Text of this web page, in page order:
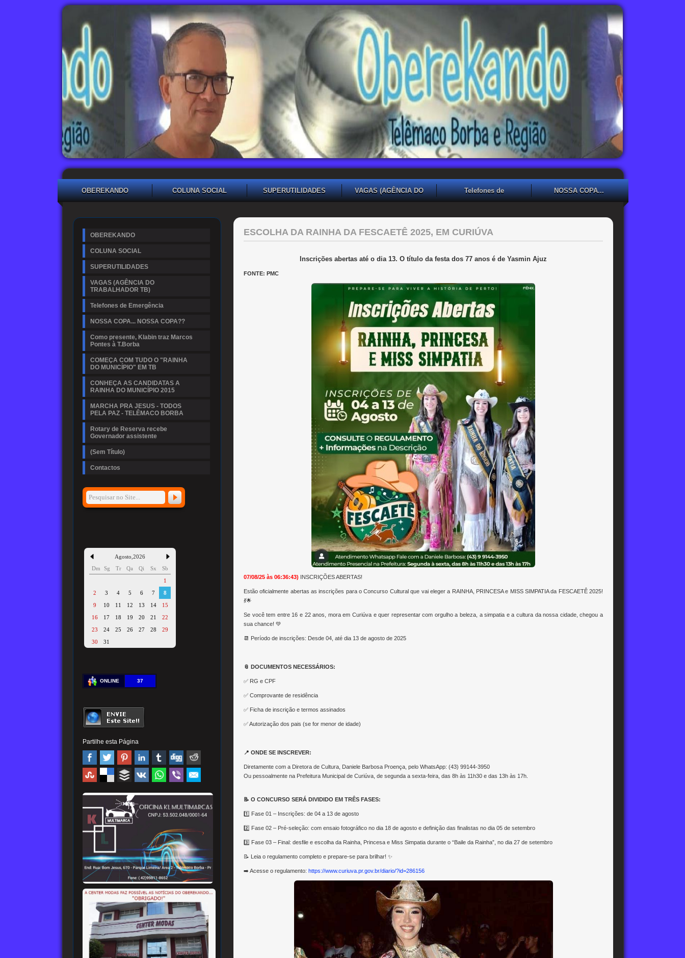
OBEREKANDO COLUNA SOCIAL SUPERUTILIDADES
VAGAS (AGÊNCIA DO
Telefones de
NOSSA COPA...
OBEREKANDO
COLUNA SOCIAL
SUPERUTILIDADES
VAGAS (AGÊNCIA DO
TRABALHADOR TB)
Telefones de Emergência
NOSSA COPA... NOSSA COPA??
Como presente, Klabin traz Marcos
Pontes à T.Borba
COMEÇA COM TUDO O "RAINHA
DO MUNICÍPIO" EM TB
CONHEÇA AS CANDIDATAS A
RAINHA DO MUNICÍPIO 2015
MARCHA PRA JESUS - TODOS
PELA PAZ - TELÊMACO BORBA
Rotary de Reserva recebe
Governador assistente
(Sem Título)
Contactos
Agosto 2026
Dm
Sg Tr Qa Qi Sx
Sb
1
2
3 4 5 6 7
8
9
10 11 12 13 14
15
16
17 18 19 20 21
22
23
24 25 26 27 28
29
30
31
ONLINE 37
Partilhe esta Página
ESCOLHA DA RAINHA DA FESCAETÊ 2025, EM CURIÚVA
Inscrições abertas até o dia 13. O título da festa dos 77 anos é de Yasmin Ajuz
FONTE: PMC
07/08/25 às 06:36:43) INSCRIÇÕES ABERTAS!
Estão oficialmente abertas as inscrições para o Concurso Cultural que vai eleger a RAINHA, PRINCESA e MISS SIMPATIA da FESCAETÊ 2025!
💃🌟
Se você tem entre 16 e 22 anos, mora em Curiúva e quer representar com orgulho a beleza, a simpatia e a cultura da nossa cidade, chegou a
sua chance! 💚
📆 Período de inscrições: Desde 04, até dia 13 de agosto de 2025
📎 DOCUMENTOS NECESSÁRIOS:
✅ RG e CPF
✅ Comprovante de residência
✅ Ficha de inscrição e termos assinados
✅ Autorização dos pais (se for menor de idade)
📍 ONDE SE INSCREVER:
Diretamente com a Diretora de Cultura, Daniele Barbosa Proença, pelo WhatsApp: (43) 99144-3950
Ou pessoalmente na Prefeitura Municipal de Curiúva, de segunda a sexta-feira, das 8h às 11h30 e das 13h às 17h.
📝 O CONCURSO SERÁ DIVIDIDO EM TRÊS FASES:
1️⃣ Fase 01 – Inscrições: de 04 a 13 de agosto
2️⃣ Fase 02 – Pré-seleção: com ensaio fotográfico no dia 18 de agosto e definição das finalistas no dia 05 de setembro
3️⃣ Fase 03 – Final: desfile e escolha da Rainha, Princesa e Miss Simpatia durante o “Baile da Rainha”, no dia 27 de setembro
📝 Leia o regulamento completo e prepare-se para brilhar! ✨
➡️ Acesse o regulamento: https://www.curiuva.pr.gov.br/diario/?id=286156